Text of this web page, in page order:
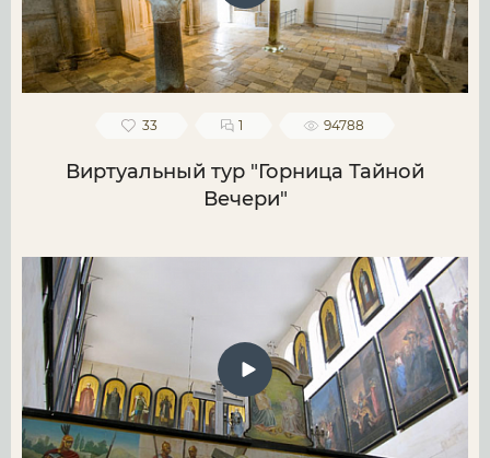
33 1 94788
Виртуальный тур "Горница Тайной
Вечери"